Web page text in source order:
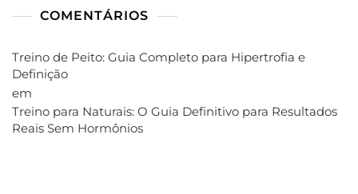
COMENTÁRIOS
Treino de Peito: Guia Completo para Hipertrofia e
Definição
em
Treino para Naturais: O Guia Definitivo para Resultados
Reais Sem Hormônios